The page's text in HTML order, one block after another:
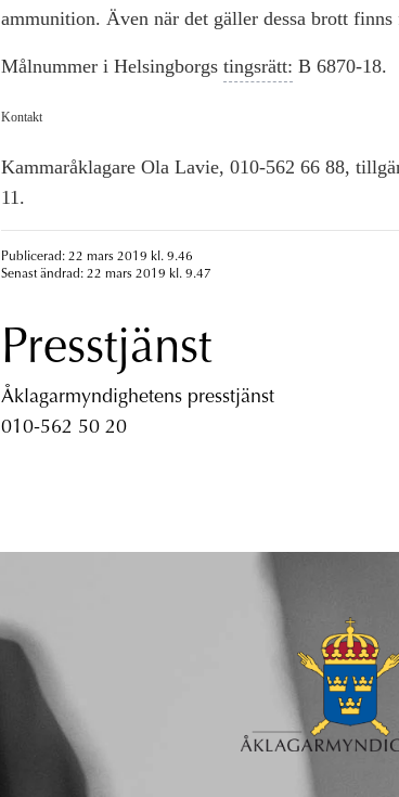
ammunition. Även när det gäller dessa brott
Målnummer i Helsingborgs tingsrätt: B 6870-18.
Kontakt
Kammaråklagare Ola Lavie, 010-562 66 88,
11.
Publicerad: 22 mars 2019 kl. 9.46
Senast ändrad: 22 mars 2019 kl. 9.47
Presstjänst
Åklagarmyndighetens presstjänst
010-562 50 20